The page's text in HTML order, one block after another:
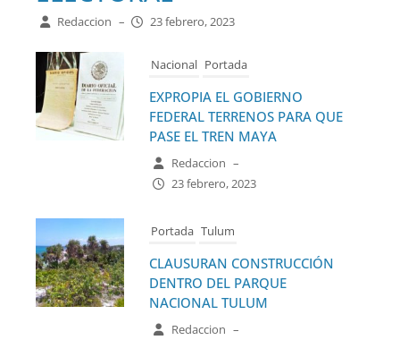
Redaccion – 23 febrero, 2023
Nacional Portada
EXPROPIA EL GOBIERNO
FEDERAL TERRENOS PARA QUE
PASE EL TREN MAYA
Redaccion –
23 febrero, 2023
Portada Tulum
CLAUSURAN CONSTRUCCIÓN
DENTRO DEL PARQUE
NACIONAL TULUM
Redaccion –